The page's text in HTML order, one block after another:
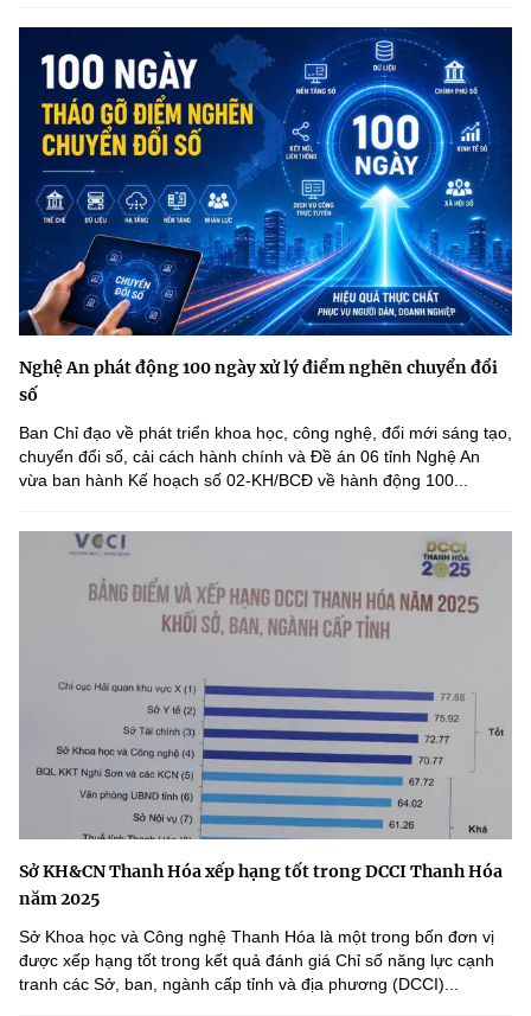
Nghệ An phát động 100 ngày xử lý điểm nghẽn chuyển đổi
số
Ban Chỉ đạo về phát triển khoa học, công nghệ, đổi mới sáng tạo,
chuyển đổi số, cải cách hành chính và Đề án 06 tỉnh Nghệ An
vừa ban hành Kế hoạch số 02-KH/BCĐ về hành động 100...
Sở KH&CN Thanh Hóa xếp hạng tốt trong DCCI Thanh Hóa
năm 2025
Sở Khoa học và Công nghệ Thanh Hóa là một trong bốn đơn vị
được xếp hạng tốt trong kết quả đánh giá Chỉ số năng lực cạnh
tranh các Sở, ban, ngành cấp tỉnh và địa phương (DCCI)...